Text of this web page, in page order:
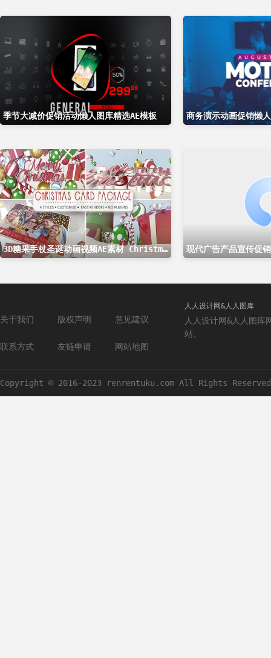
季节大减价促销活动懒人图库精选AE模板 商务演示动画促销懒
3D糖果手杖圣诞动画视频AE素材 Christmas Card Package 现代广告产品宣传促
关于我们 版权声明 意见建议
联系方式 友链申请 网站地图
人人设计网&人人图库
人人设计网&人人图库
站。
Copyright © 2016-2023 renrentuku.com All Rights